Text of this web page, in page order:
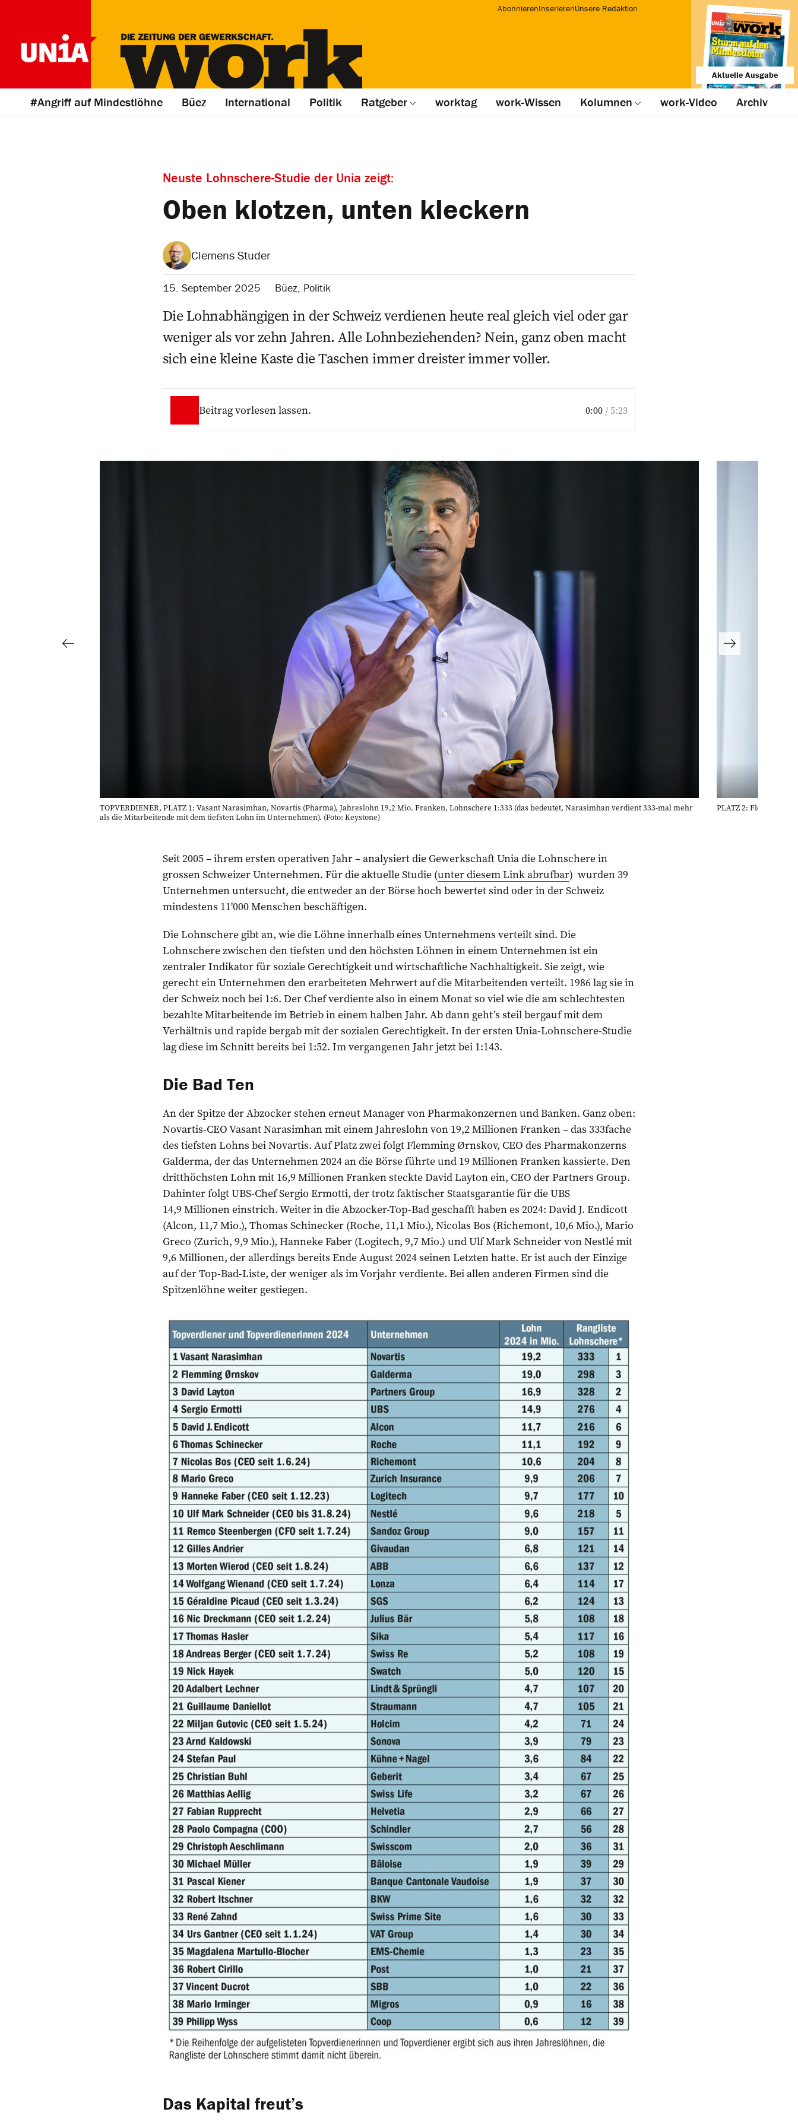
AbonnierenInserierenUnsere Redaktion
Aktuelle Ausgabe
#Angriff auf Mindestlöhne Büez International Politik Ratgeber worktag work-Wissen Kolumnen work-Video Archiv
Neuste Lohnschere-Studie der Unia zeigt:
Oben klotzen, unten kleckern
Clemens Studer
15. September 2025 Büez, Politik
Die Lohnabhängigen in der Schweiz verdienen heute real gleich viel oder gar
weniger als vor zehn Jahren. Alle Lohnbeziehenden? Nein, ganz oben macht
sich eine kleine Kaste die Taschen immer dreister immer voller.
Beitrag vorlesen lassen. 0:00 /5:23
TOPVERDIENER, PLATZ 1: Vasant Narasimhan, Novartis (Pharma), Jahreslohn 19,2 Mio. Franken, Lohnschere 1:333 (das bedeutet, Narasimhan verdient 333-mal mehr
als die Mitarbeitende mit dem tiefsten Lohn im Unternehmen). (Foto: Keystone)
PLATZ 2: Flemming
Seit 2005 – ihrem ersten operativen Jahr – analysiert die Gewerkschaft Unia die Lohnschere in
grossen Schweizer Unternehmen. Für die aktuelle Studie (unter diesem Link abrufbar) wurden 39
Unternehmen untersucht, die entweder an der Börse hoch bewertet sind oder in der Schweiz
mindestens 11'000 Menschen beschäftigen.
Die Lohnschere gibt an, wie die Löhne innerhalb eines Unternehmens verteilt sind. Die
Lohnschere zwischen den tiefsten und den höchsten Löhnen in einem Unternehmen ist ein
zentraler Indikator für soziale Gerechtigkeit und wirtschaftliche Nachhaltigkeit. Sie zeigt, wie
gerecht ein Unternehmen den erarbeiteten Mehrwert auf die Mitarbeitenden verteilt. 1986 lag sie in
der Schweiz noch bei 1:6. Der Chef verdiente also in einem Monat so viel wie die am schlechtesten
bezahlte Mitarbeitende im Betrieb in einem halben Jahr. Ab dann geht’s steil bergauf mit dem
Verhältnis und rapide bergab mit der sozialen Gerechtigkeit. In der ersten Unia-Lohnschere-Studie
lag diese im Schnitt bereits bei 1:52. Im vergangenen Jahr jetzt bei 1:143.
Die Bad Ten
An der Spitze der Abzocker stehen erneut Manager von Pharmakonzernen und Banken. Ganz oben:
Novartis-CEO Vasant Narasimhan mit einem Jahreslohn von 19,2 Millionen Franken – das 333fache
des tiefsten Lohns bei Novartis. Auf Platz zwei folgt Flemming Ørnskov, CEO des Pharmakonzerns
Galderma, der das Unternehmen 2024 an die Börse führte und 19 Millionen Franken kassierte. Den
dritthöchsten Lohn mit 16,9 Millionen Franken steckte David Layton ein, CEO der Partners Group.
Dahinter folgt UBS-Chef Sergio Ermotti, der trotz faktischer Staatsgarantie für die UBS
14,9 Millionen einstrich. Weiter in die Abzocker-Top-Bad geschafft haben es 2024: David J. Endicott
(Alcon, 11,7 Mio.), Thomas Schinecker (Roche, 11,1 Mio.), Nicolas Bos (Richemont, 10,6 Mio.), Mario
Greco (Zurich, 9,9 Mio.), Hanneke Faber (Logitech, 9,7 Mio.) und Ulf Mark Schneider von Nestlé mit
9,6 Millionen, der allerdings bereits Ende August 2024 seinen Letzten hatte. Er ist auch der Einzige
auf der Top-Bad-Liste, der weniger als im Vorjahr verdiente. Bei allen anderen Firmen sind die
Spitzenlöhne weiter gestiegen.
Das Kapital freut’s